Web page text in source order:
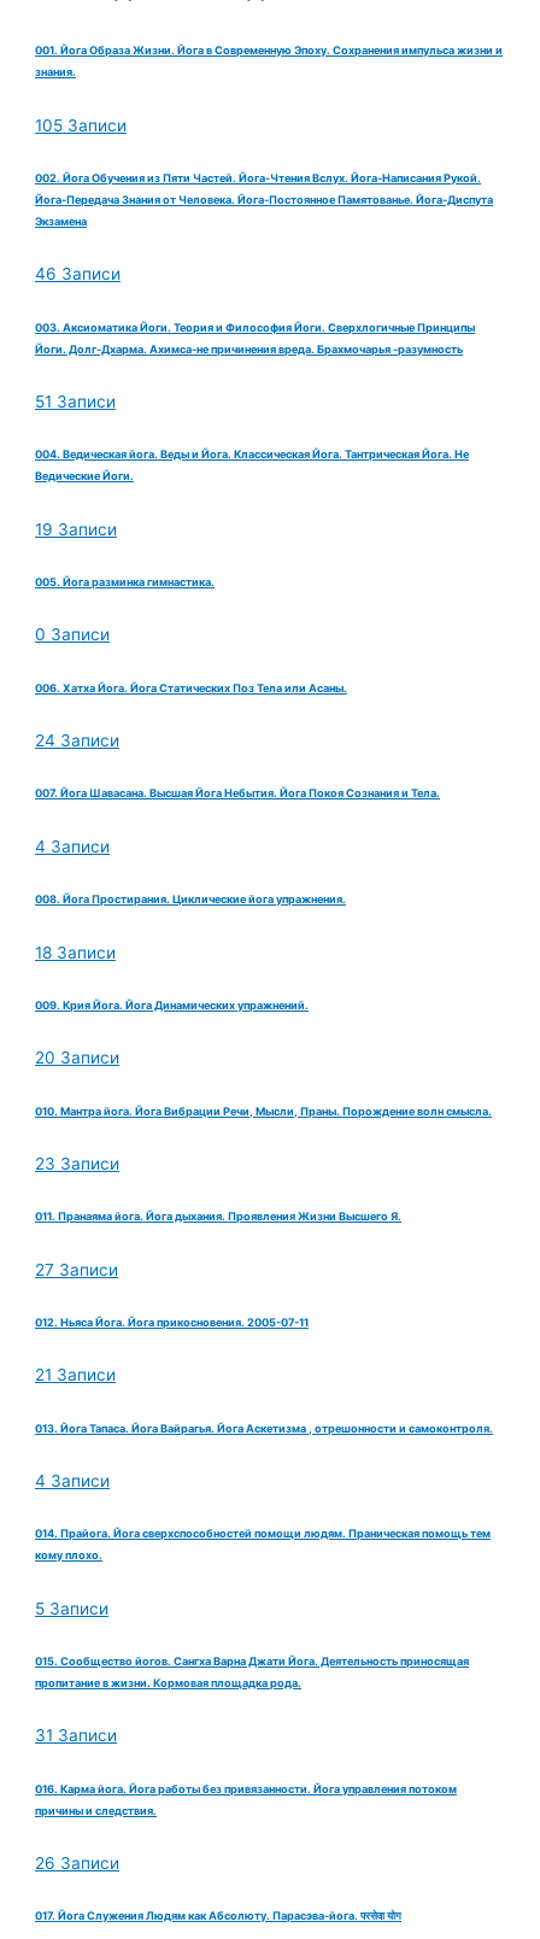
001. Йога Образа Жизни. Йога в Современную Эпоху. Сохранения импульса жизни и
знания.
105 Записи
002. Йога Обучения из Пяти Частей. Йога-Чтения Вслух. Йога-Написания Рукой.
Йога-Передача Знания от Человека. Йога-Постоянное Памятованье. Йога-Диспута
Экзамена
46 Записи
003. Аксиоматика Йоги. Теория и Философия Йоги. Сверхлогичные Принципы
Йоги. Долг-Дхарма. Ахимса-не причинения вреда. Брахмочарья -разумность
51 Записи
004. Ведическая йога. Веды и Йога. Классическая Йога. Тантрическая Йога. Не
Ведические Йоги.
19 Записи
005. Йога разминка гимнастика.
0 Записи
006. Хатха Йога. Йога Статических Поз Тела или Асаны.
24 Записи
007. Йога Шавасана. Высшая Йога Небытия. Йога Покоя Сознания и Тела.
4 Записи
008. Йога Простирания. Циклические йога упражнения.
18 Записи
009. Крия Йога. Йога Динамических упражнений.
20 Записи
010. Мантра йога. Йога Вибрации Речи, Мысли, Праны. Порождение волн смысла.
23 Записи
011. Пранаяма йога. Йога дыхания. Проявления Жизни Высшего Я.
27 Записи
012. Ньяса Йога. Йога прикосновения. 2005-07-11
21 Записи
013. Йога Тапаса. Йога Вайрагья. Йога Аскетизма , отрешонности и самоконтроля.
4 Записи
014. Прайога. Йога сверхспособностей помощи людям. Праническая помощь тем
кому плохо.
5 Записи
015. Сообщество йогов. Сангха Варна Джати Йога. Деятельность приносящая
пропитание в жизни. Кормовая площадка рода.
31 Записи
016. Карма йога. Йога работы без привязанности. Йога управления потоком
причины и следствия.
26 Записи
017. Йога Служения Людям как Абсолюту. Парасэва-йога. परसेवा योग